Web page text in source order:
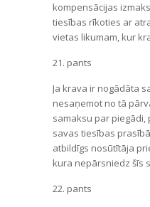
kompensācijas
tiesības rīkoties ar
vietas likumam, kur
21. pants
Ja krava ir nogādāta
nesaņemot no tā
samaksu par
savas tiesības
atbildīgs nosūtītāja
kura nepārsniedz šīs
22. pants